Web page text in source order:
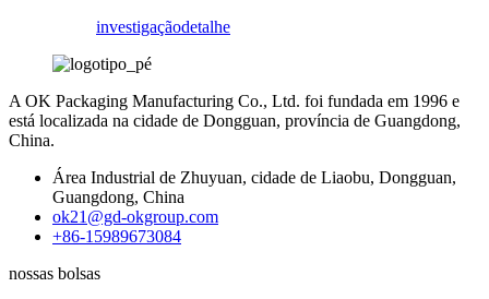
investigaçãodetalhe
A OK Packaging Manufacturing Co., Ltd. foi fundada em 1996 e
está localizada na cidade de Dongguan, província de Guangdong,
China.
Área Industrial de Zhuyuan, cidade de Liaobu, Dongguan,
Guangdong, China
ok21@gd-okgroup.com
+86-15989673084
nossas bolsas